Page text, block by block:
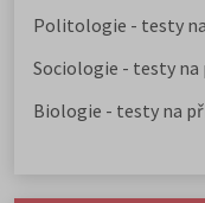
Politologie - testy
Sociologie - testy na
Biologie - testy na